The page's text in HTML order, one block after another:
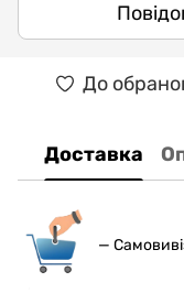
До
Доставка
— С